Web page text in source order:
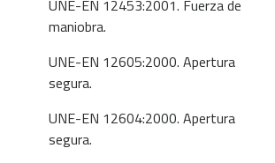
UNE-EN 12453:2001. Fuerza de
maniobra.
UNE-EN 12605:2000. Apertura
segura.
UNE-EN 12604:2000. Apertura
segura.